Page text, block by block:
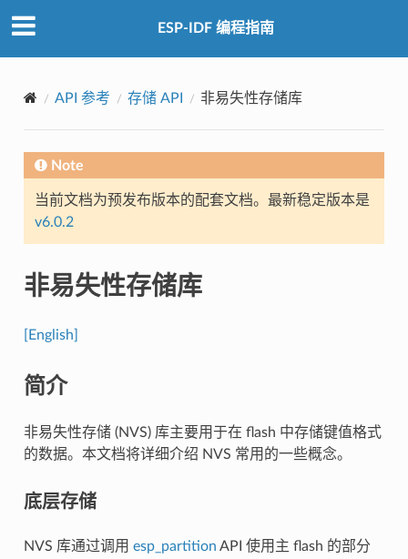
ESP-IDF 编程指南
API 参考 存储 API 非易失性存储库
Note
当前文档为预发布版本的配套文档。最新稳定版本是
v6.0.2
非易失性存储库
[English]
简介
非易失性存储 (NVS) 库主要用于在 flash 中存储键值格式
的数据。本文档将详细介绍 NVS 常用的一些概念。
底层存储
NVS 库通过调用 esp_partition API 使用主 flash 的部分